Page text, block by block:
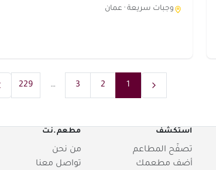
وجبات سريعة · عمان
1
2
3
…
229
استكشف
تصفّح المطاعم
أضف مطعمك
مطعم.نت
من نحن
تواصل معنا